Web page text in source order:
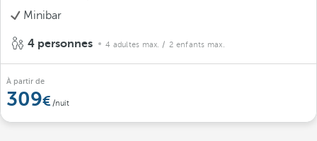
Minibar
4 personnes 4 adultes max. / 2 enfants max.
À partir de
309 /nuit